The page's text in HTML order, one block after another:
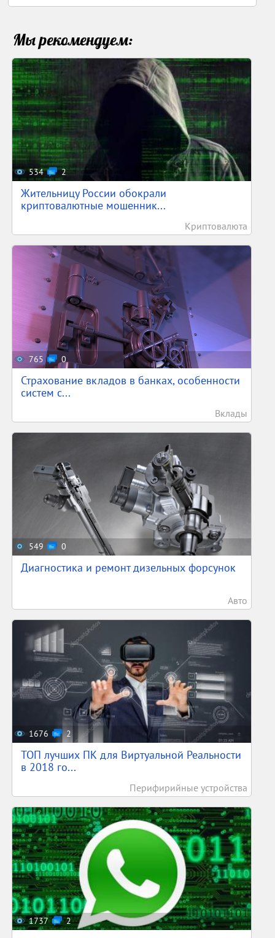
Мы рекомендуем:
534 2
Жительницу России обокрали
криптовалютные мошенник...
Криптовалюта
765 0
Страхование вкладов в банках, особенности
систем с...
Вклады
549 0
Диагностика и ремонт дизельных форсунок
Авто
1676 2
ТОП лучших ПК для Виртуальной Реальности
в 2018 го...
Перифирийные устройства
1737 2